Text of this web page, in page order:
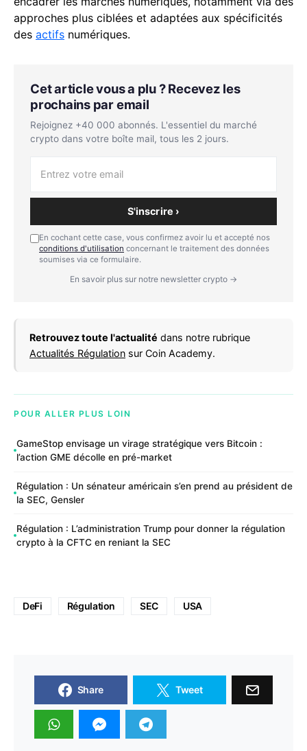
approches plus ciblées et adaptées aux spécificités
des actifs numériques.
Cet article vous a plu ? Recevez les
prochains par email
Rejoignez +40 000 abonnés. L'essentiel du marché
crypto dans votre boîte mail, tous les 2 jours.
S'inscrire ›
En cochant cette case, vous confirmez avoir lu et accepté nos
conditions d'utilisation concernant le traitement des données
soumises via ce formulaire.
En savoir plus sur notre newsletter crypto →
Retrouvez toute l'actualité dans notre rubrique
Actualités Régulation sur Coin Academy.
POUR ALLER PLUS LOIN
GameStop envisage un virage stratégique vers Bitcoin :
l’action GME décolle en pré-market
Régulation : Un sénateur américain s’en prend au président de
la SEC, Gensler
Régulation : L’administration Trump pour donner la régulation
crypto à la CFTC en reniant la SEC
DeFi Régulation SEC USA
Share Tweet